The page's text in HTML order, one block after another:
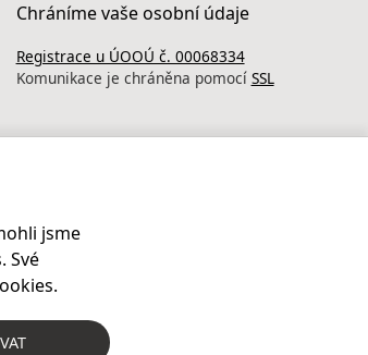
Chráníme vaše osobní údaje
Registrace u ÚOOÚ č. 00068334
Komunikace je chráněna pomocí SSL
jsme
Své